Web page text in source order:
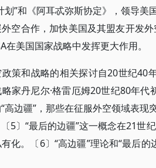
划”和《阿耳忒弥斯协定》，领导美
空合作，加快美国及其盟友开发
在美国国家战略中发挥更大作用。
策和战略的相关探讨自20世纪40
家丹尼尔·格雷厄姆20世纪80年
高边疆”，那些在征服外空领域表
5〕“最后的边疆”这一概念在21世
化。〔6〕“高边疆”理论和“最后